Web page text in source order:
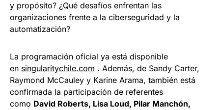
y propósito? ¿Qué desafíos enfrentan las
organizaciones frente a la ciberseguridad y la
automatización?
La programación oficial ya está disponible
en singularitychile.com . Además, de Sandy Carter,
Raymond McCauley y Karine Arama, también está
confirmada la participación de referentes
como David Roberts, Lisa Loud, Pilar Manchón,